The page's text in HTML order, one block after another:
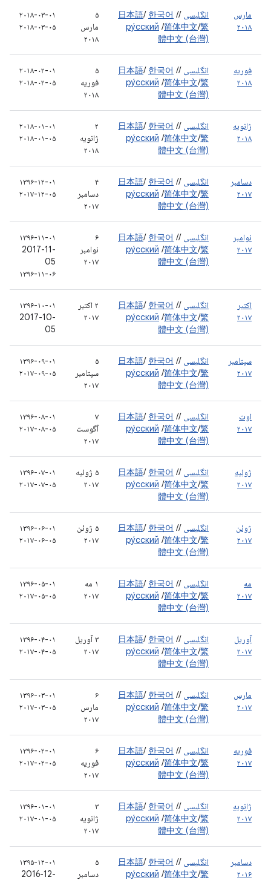
مارس
۲۰۱۸
انگلیسی /
日本語/ 한국어 /
ру́сский /简体中文/繁
體中文 (台灣)
۵
مارس
۲۰۱۸
۲۰۱۸-۰۳-۰۱
۲۰۱۸-۰۳-۰۵
فوریه
۲۰۱۸
انگلیسی /
日本語/ 한국어 /
ру́сский /简体中文/繁
體中文 (台灣)
۵
فوریه
۲۰۱۸
۲۰۱۸-۰۲-۰۱
۲۰۱۸-۰۲-۰۵
ژانویه
۲۰۱۸
انگلیسی /
日本語/ 한국어 /
ру́сский /简体中文/繁
體中文 (台灣)
۲
ژانویه
۲۰۱۸
۲۰۱۸-۰۱-۰۱
۲۰۱۸-۰۱-۰۵
دسامبر
۲۰۱۷
انگلیسی /
日本語/ 한국어 /
ру́сский /简体中文/繁
體中文 (台灣)
۴
دسامبر
۲۰۱۷
۱۳۹۶-۱۲-۰۱
۲۰۱۷-۱۲-۰۵
نوامبر
۲۰۱۷
انگلیسی /
日本語/ 한국어 /
ру́сский /简体中文/繁
體中文 (台灣)
۶
نوامبر
۲۰۱۷
۱۳۹۶-۱۱-۰۱
2017-11-
05
۱۳۹۶-۱۱-۰۶
اکتبر
۲۰۱۷
انگلیسی /
日本語/ 한국어 /
ру́сский /简体中文/繁
體中文 (台灣)
۲ اکتبر
۲۰۱۷
۱۳۹۶-۱۰-۰۱
2017-10-
05
سپتامبر
۲۰۱۷
انگلیسی /
日本語/ 한국어 /
ру́сский /简体中文/繁
體中文 (台灣)
۵
سپتامبر
۲۰۱۷
۱۳۹۶-۰۹-۰۱
۲۰۱۷-۰۹-۰۵
اوت
۲۰۱۷
انگلیسی /
日本語/ 한국어 /
ру́сский /简体中文/繁
體中文 (台灣)
۷
آگوست
۲۰۱۷
۱۳۹۶-۰۸-۰۱
۲۰۱۷-۰۸-۰۵
ژوئیه
۲۰۱۷
انگلیسی /
日本語/ 한국어 /
ру́сский /简体中文/繁
體中文 (台灣)
۵ ژوئیه
۲۰۱۷
۱۳۹۶-۰۷-۰۱
۲۰۱۷-۰۷-۰۵
ژوئن
۲۰۱۷
انگلیسی /
日本語/ 한국어 /
ру́сский /简体中文/繁
體中文 (台灣)
۵ ژوئن
۲۰۱۷
۱۳۹۶-۰۶-۰۱
۲۰۱۷-۰۶-۰۵
مه
۲۰۱۷
انگلیسی /
日本語/ 한국어 /
ру́сский /简体中文/繁
體中文 (台灣)
۱ مه
۲۰۱۷
۱۳۹۶-۰۵-۰۱
۲۰۱۷-۰۵-۰۵
آوریل
۲۰۱۷
انگلیسی /
日本語/ 한국어 /
ру́сский /简体中文/繁
體中文 (台灣)
۳ آوریل
۲۰۱۷
۱۳۹۶-۰۴-۰۱
۲۰۱۷-۰۴-۰۵
مارس
۲۰۱۷
انگلیسی /
日本語/ 한국어 /
ру́сский /简体中文/繁
體中文 (台灣)
۶
مارس
۲۰۱۷
۱۳۹۶-۰۳-۰۱
۲۰۱۷-۰۳-۰۵
فوریه
۲۰۱۷
انگلیسی /
日本語/ 한국어 /
ру́сский /简体中文/繁
體中文 (台灣)
۶
فوریه
۲۰۱۷
۱۳۹۶-۰۲-۰۱
۲۰۱۷-۰۲-۰۵
ژانویه
۲۰۱۷
انگلیسی /
日本語/ 한국어 /
ру́сский /简体中文/繁
體中文 (台灣)
۳
ژانویه
۲۰۱۷
۱۳۹۶-۰۱-۰۱
۲۰۱۷-۰۱-۰۵
دسامبر
۲۰۱۶
انگلیسی /
日本語/ 한국어 /
ру́сский /简体中文/繁
۵
دسامبر
۱۳۹۵-۱۲-۰۱
2016-12-